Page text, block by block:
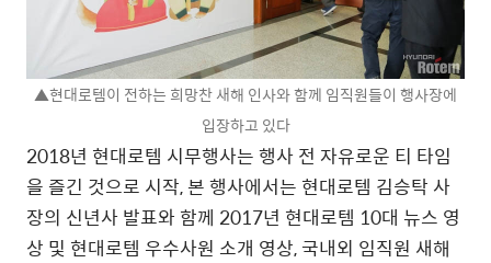
▲현대로템이 전하는 희망찬 새해 인사와 함께 임직원들이 행사장에
입장하고 있다
2018년 현대로템 시무행사는 행사 전 자유로운 티 타임
을 즐긴 것으로 시작, 본 행사에서는 현대로템 김승탁 사
장의 신년사 발표와 함께 2017년 현대로템 10대 뉴스 영
상 및 현대로템 우수사원 소개 영상, 국내외 임직원 새해